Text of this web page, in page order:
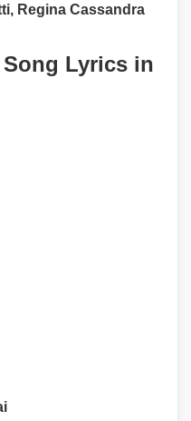
Regina Cassandra
Lyrics in